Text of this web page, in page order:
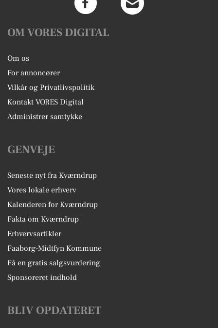
OM VORES DIGITAL
Om os
For annoncører
Vilkår og Privatlivspolitik
Kontakt VORES Digital
Administrer samtykke
GENVEJE
Seneste nyt fra Kværndrup
Vores lokale erhverv
Kalenderen for Kværndrup
Fakta om Kværndrup
Erhvervsartikler
Faaborg-Midtfyn Kommune
Få en gratis salgsvurdering
Sponsoreret indhold
BLIV OPDATERET